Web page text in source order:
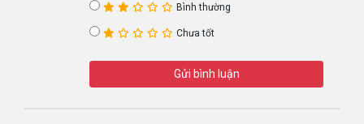
Bình thường
Chưa tốt
Gửi bình luận